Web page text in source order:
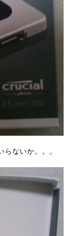
ないか。。。